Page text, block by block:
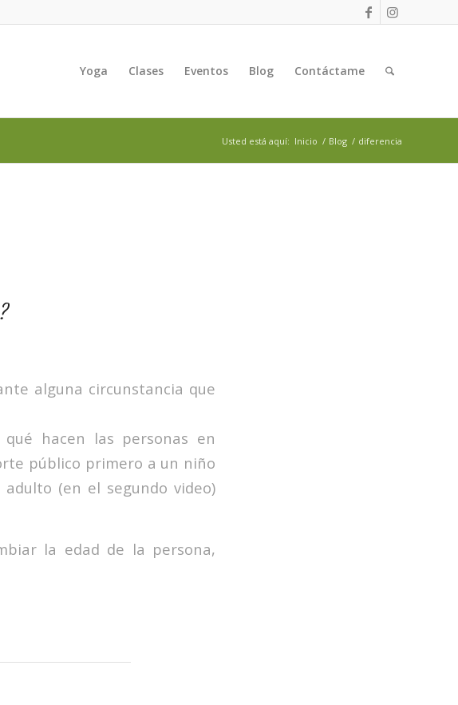
Yoga Clases Eventos Blog Contáctame
Usted está aquí: Inicio / Blog / diferencia
alguna circunstancia que
hacen las personas en
público primero a un niño
(en el segundo video)
la edad de la persona,